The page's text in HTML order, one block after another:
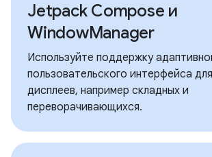
Jetpack Compose и
WindowManager
Используйте поддержку
пользовательского интерфейса
дисплеев, например складных и
переворачивающихся.